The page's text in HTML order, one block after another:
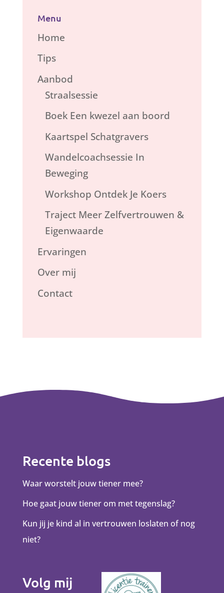
Menu
Home
Tips
Aanbod
Straalsessie
Boek Een kwezel aan boord
Kaartspel Schatgravers
Wandelcoachsessie In
Beweging
Workshop Ontdek Je Koers
Traject Meer Zelfvertrouwen &
Eigenwaarde
Ervaringen
Over mij
Contact
Recente blogs
Waar worstelt jouw tiener mee?
Hoe gaat jouw tiener om met tegenslag?
Kun jij je kind al in vertrouwen loslaten of nog
niet?
Volg mij